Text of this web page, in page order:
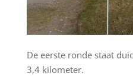
De eerste ronde staat
3,4 kilometer.